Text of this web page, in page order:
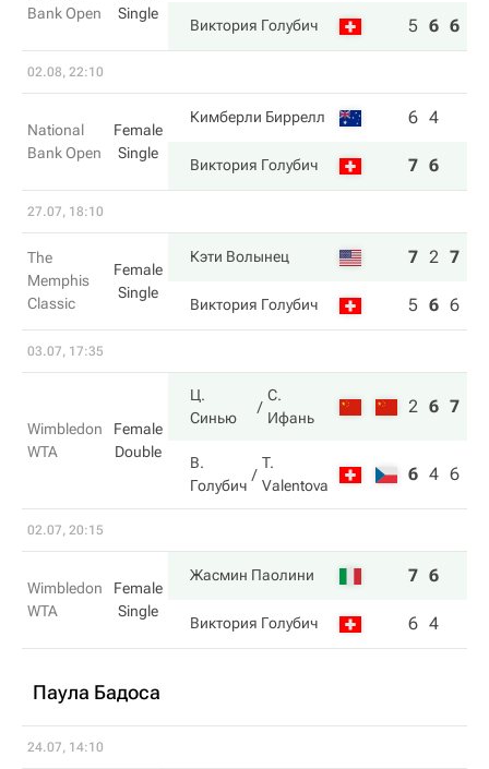
Bank Open
Single
Виктория Голубич 5 6 6
02.08, 22:10
National
Bank Open
Female
Single
Кимберли Биррелл 6 4
Виктория Голубич 7 6
27.07, 18:10
The
Memphis
Classic
Female
Single
Кэти Волынец 7 2 7
Виктория Голубич 5 6 6
03.07, 17:35
Wimbledon
WTA
Female
Double
Ц.
Синью
С.
Ифань
2 6 7
В.
Голубич
T.
Valentova
6 4 6
02.07, 20:15
Wimbledon
WTA
Female
Single
Жасмин Паолини 7 6
Виктория Голубич 6 4
Паула Бадоса
24.07, 14:10